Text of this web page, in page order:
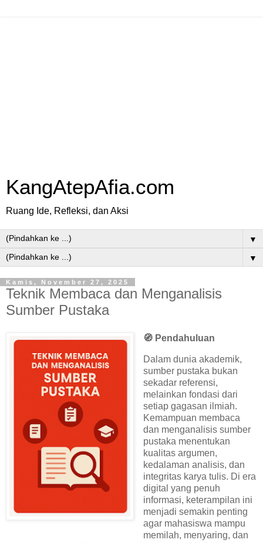
KangAtepAfia.com
Ruang Ide, Refleksi, dan Aksi
▼
▼
Kamis, November 27, 2025
Teknik Membaca dan Menganalisis
Sumber Pustaka
🧭Pendahuluan
Dalam dunia akademik,
sumber pustaka bukan
sekadar referensi,
melainkan fondasi dari
setiap gagasan ilmiah.
Kemampuan membaca
dan menganalisis sumber
pustaka menentukan
kualitas argumen,
kedalaman analisis, dan
integritas karya tulis. Di era
digital yang penuh
informasi, keterampilan ini
menjadi semakin penting
agar mahasiswa mampu
memilah, menyaring, dan